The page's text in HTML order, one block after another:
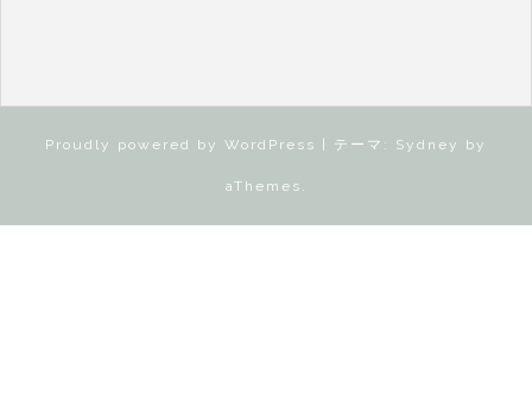
Proudly powered by WordPress テーマ: Sydney by
aThemes.